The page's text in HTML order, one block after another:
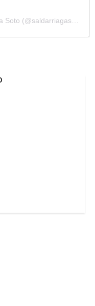
A post shared by Vanessa Saldarriaga Soto (@saldarriagasoto)